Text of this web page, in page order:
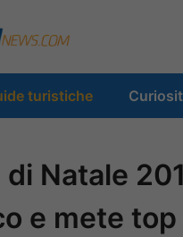
turistiche
di Natale
e mete top